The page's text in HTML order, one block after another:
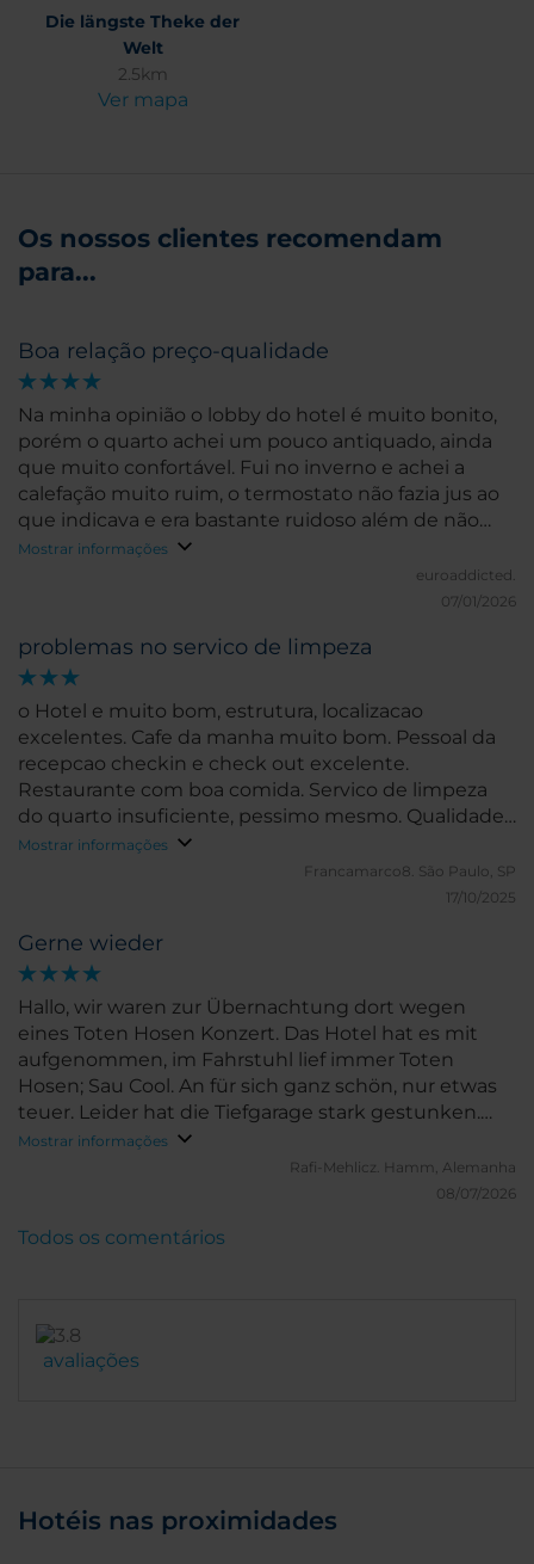
Die längste Theke der
Welt
2.5km
Ver mapa
Os nossos clientes recomendam
para...
Boa relação preço-qualidade
Na minha opinião o lobby do hotel é muito bonito,
porém o quarto achei um pouco antiquado, ainda
que muito confortável. Fui no inverno e achei a
calefação muito ruim, o termostato não fazia jus ao
que indicava e era bastante ruidoso além de não
esquentar muito. O sabor da água na torneira é
MUITO bom, um ponto super positivo. Não cheguei
a tomar o café da manhã, porque achei o valor
cidade, mas é perto da estação central e fácil de
caminhar para o centro ou pegar um metrô.
Deixaram fazer o check in antes do horário, porque o
quarto já estava disponível e o check out foi super
rápido.
Mostrar informações
euroaddicted.
07/01/2026
problemas no servico de limpeza
o Hotel e muito bom, estrutura, localizacao
excelentes. Cafe da manha muito bom. Pessoal da
recepcao checkin e check out excelente.
Restaurante com boa comida. Servico de limpeza
do quarto insuficiente, pessimo mesmo. Qualidade
das roupas de cama muito baixa, com desgaste
visivel, como por exemplo lencol furado.
Mostrar informações
Francamarco8. São Paulo, SP
17/10/2025
Gerne wieder
Hallo, wir waren zur Übernachtung dort wegen
eines Toten Hosen Konzert. Das Hotel hat es mit
aufgenommen, im Fahrstuhl lief immer Toten
Hosen; Sau Cool. An für sich ganz schön, nur etwas
teuer. Leider hat die Tiefgarage stark gestunken.
Mostrar informações
Rafi-Mehlicz. Hamm, Alemanha
08/07/2026
avaliações
Todos os comentários
Hotéis nas proximidades